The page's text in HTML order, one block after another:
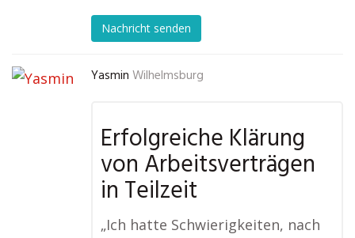
Nachricht senden
Yasmin Wilhelmsburg
Erfolgreiche Klärung
von Arbeitsverträgen
in Teilzeit
„Ich hatte Schwierigkeiten, nach